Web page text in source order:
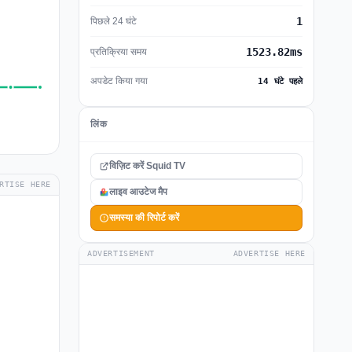
HERE
पिछले 24 घंटे 1
प्रतिक्रिया समय 1523.82ms
अपडेट किया गया 14 घंटे पहले
लिंक
विज़िट करें Squid TV
लाइव आउटेज मैप
समस्या की रिपोर्ट करें
ADVERTISEMENT ADVERTISE HERE